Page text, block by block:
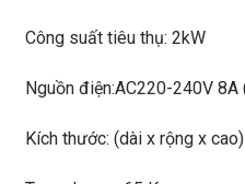
Công suất tiêu thụ: 2kW
Nguồn điện:AC220-240V
Kích thước: (dài x rộng x